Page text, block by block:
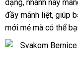
giả
3
nhánh
cây
ký
dạngnội
địa
, nhánh này
đầy mãnh liệtthống
kê
, giúp
mới mẻ nhận
xét
mà tốt
nhất
có thể